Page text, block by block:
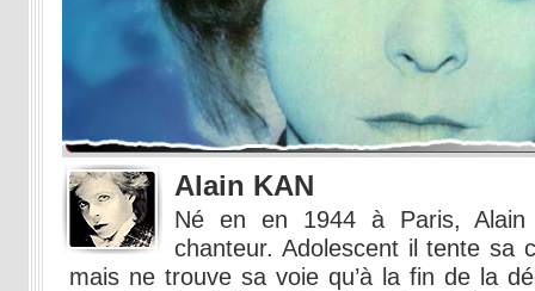
Alain KAN
Né en en 1944 à Paris,
chanteur. Adolescent il tente sa
mais ne trouve sa voie qu’à la fin de la